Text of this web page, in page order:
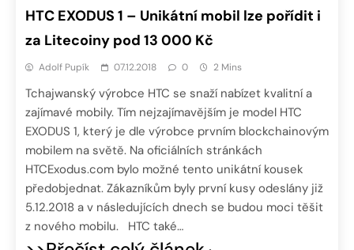
HTC EXODUS 1 – Unikátní mobil lze pořídit i
za Litecoiny pod 13 000 Kč
Adolf Pupík 07.12.2018 0 2 Mins
Tchajwanský výrobce HTC se snaží nabízet kvalitní a
zajímavé mobily. Tím nejzajímavějším je model HTC
EXODUS 1, který je dle výrobce prvním blockchainovým
mobilem na světě. Na oficiálních stránkách
HTCExodus.com bylo možné tento unikátní kousek
předobjednat. Zákazníkům byly první kusy odeslány již
5.12.2018 a v následujících dnech se budou moci těšit
z nového mobilu. HTC také…